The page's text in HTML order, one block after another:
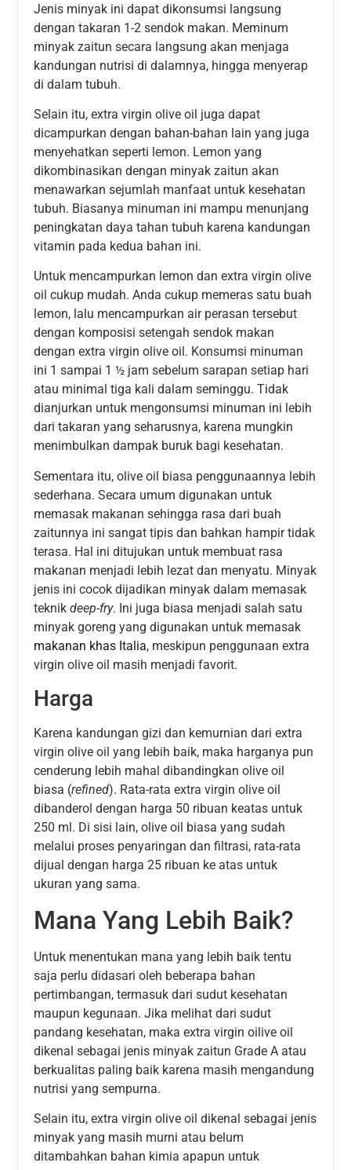
Jenis minyak ini dapat dikonsumsi langsung
dengan takaran 1-2 sendok makan. Meminum
minyak zaitun secara langsung akan menjaga
kandungan nutrisi di dalamnya, hingga menyerap
di dalam tubuh.
Selain itu, extra virgin olive oil juga dapat
dicampurkan dengan bahan-bahan lain yang juga
menyehatkan seperti lemon. Lemon yang
dikombinasikan dengan minyak zaitun akan
menawarkan sejumlah manfaat untuk kesehatan
tubuh. Biasanya minuman ini mampu menunjang
peningkatan daya tahan tubuh karena kandungan
vitamin pada kedua bahan ini.
Untuk mencampurkan lemon dan extra virgin olive
oil cukup mudah. Anda cukup memeras satu buah
lemon, lalu mencampurkan air perasan tersebut
dengan komposisi setengah sendok makan
dengan extra virgin olive oil. Konsumsi minuman
ini 1 sampai 1 ½ jam sebelum sarapan setiap hari
atau minimal tiga kali dalam seminggu. Tidak
dianjurkan untuk mengonsumsi minuman ini lebih
dari takaran yang seharusnya, karena mungkin
menimbulkan dampak buruk bagi kesehatan.
Sementara itu, olive oil biasa penggunaannya lebih
sederhana. Secara umum digunakan untuk
memasak makanan sehingga rasa dari buah
zaitunnya ini sangat tipis dan bahkan hampir tidak
terasa. Hal ini ditujukan untuk membuat rasa
makanan menjadi lebih lezat dan menyatu. Minyak
jenis ini cocok dijadikan minyak dalam memasak
teknikdeep-fry. Ini juga biasa menjadi salah satu
minyak goreng yang digunakan untuk memasak
makanan khas Italia, meskipun penggunaan extra
virgin olive oil masih menjadi favorit.
Harga
Karena kandungan gizi dan kemurnian dari extra
virgin olive oil yang lebih baik, maka harganya pun
cenderung lebih mahal dibandingkan olive oil
biasa (refined). Rata-rata extra virgin olive oil
dibanderol dengan harga 50 ribuan keatas untuk
250 ml. Di sisi lain, olive oil biasa yang sudah
melalui proses penyaringan dan filtrasi, rata-rata
dijual dengan harga 25 ribuan ke atas untuk
ukuran yang sama.
Mana Yang Lebih Baik?
Untuk menentukan mana yang lebih baik tentu
saja perlu didasari oleh beberapa bahan
pertimbangan, termasuk dari sudut kesehatan
maupun kegunaan. Jika melihat dari sudut
pandang kesehatan, maka extra virgin oilive oil
dikenal sebagai jenis minyak zaitun Grade A atau
berkualitas paling baik karena masih mengandung
nutrisi yang sempurna.
Selain itu, extra virgin olive oil dikenal sebagai jenis
minyak yang masih murni atau belum
ditambahkan bahan kimia apapun untuk